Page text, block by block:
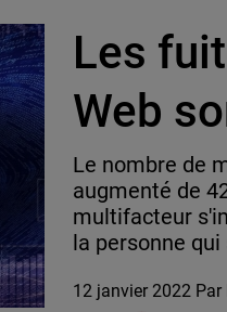
Les
Web
Le nombre de
augmenté de
multifacteur
la personne
12 janvier 2022 Par